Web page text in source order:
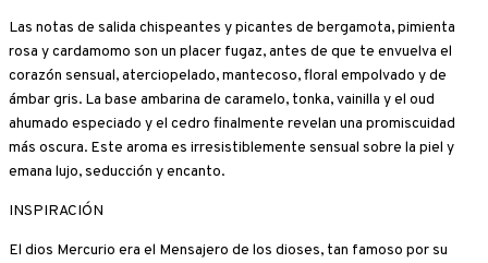
Las notas de salida chispeantes y picantes de bergamota, pimienta
rosa y cardamomo son un placer fugaz, antes de que te envuelva el
corazón sensual, aterciopelado, mantecoso, floral empolvado y de
ámbar gris. La base ambarina de caramelo, tonka, vainilla y el oud
ahumado especiado y el cedro finalmente revelan una promiscuidad
más oscura. Este aroma es irresistiblemente sensual sobre la piel y
emana lujo, seducción y encanto.
INSPIRACIÓN
El dios Mercurio era el Mensajero de los dioses, tan famoso por su